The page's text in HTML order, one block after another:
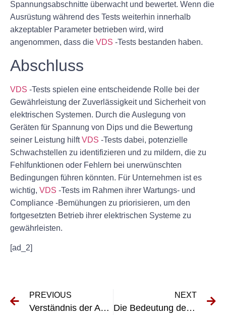
Spannungsabschnitte überwacht und bewertet. Wenn die
Ausrüstung während des Tests weiterhin innerhalb
akzeptabler Parameter betrieben wird, wird
angenommen, dass die VDS -Tests bestanden haben.
Abschluss
VDS -Tests spielen eine entscheidende Rolle bei der
Gewährleistung der Zuverlässigkeit und Sicherheit von
elektrischen Systemen. Durch die Auslegung von
Geräten für Spannung von Dips und die Bewertung
seiner Leistung hilftVDS -Tests dabei, potenzielle
Schwachstellen zu identifizieren und zu mildern, die zu
Fehlfunktionen oder Fehlern bei unerwünschten
Bedingungen führen könnten. Für Unternehmen ist es
wichtig, VDS -Tests im Rahmen ihrer Wartungs- und
Compliance -Bemühungen zu priorisieren, um den
fortgesetzten Betrieb ihrer elektrischen Systeme zu
gewährleisten.
[ad_2]
PREVIOUS
Verständnis der Anforderungen von DIN VDE 0100-600: Richtlinien für elektrische Installationen
NEXT
Die Bedeutung des regelmäßigen Testens fester elektrischer Installationen